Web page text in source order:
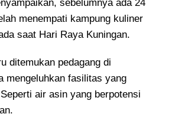
sebelumnya ada 24
menempati kampung kuliner
saat Hari Raya Kuningan.
ditemukan pedagang di
mengeluhkan fasilitas yang
air asin yang berpotensi